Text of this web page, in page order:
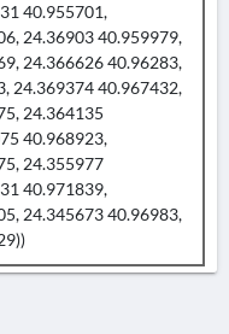
40.955701,
24.36903 40.959979,
24.366626 40.96283,
24.369374 40.967432,
24.364135
40.968923,
24.355977
40.971839,
24.345673 40.96983,